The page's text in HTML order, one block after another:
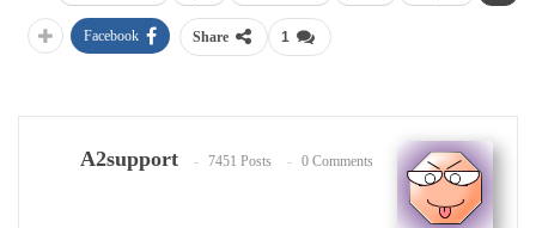
1
Share
Facebook
A2support 7451 Posts 0 Comments